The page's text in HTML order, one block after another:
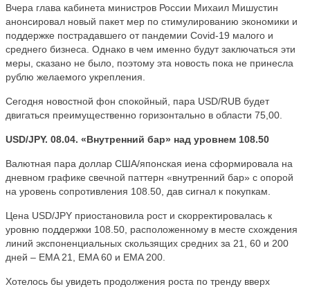
Вчера глава кабинета министров России Михаил Мишустин
анонсировал новый пакет мер по стимулированию экономики и
поддержке пострадавшего от пандемии Covid-19 малого и
среднего бизнеса. Однако в чем именно будут заключаться эти
меры, сказано не было, поэтому эта новость пока не принесла
рублю желаемого укрепления.
Сегодня новостной фон спокойный, пара USD/RUB будет
двигаться преимущественно горизонтально в области 75,00.
USD/JPY. 08.04. «Внутренний бар» над уровнем 108.50
Валютная пара доллар США/японская иена сформировала на
дневном графике свечной паттерн «внутренний бар» с опорой
на уровень сопротивления 108.50, дав сигнал к покупкам.
Цена USD/JPY приостановила рост и скорректировалась к
уровню поддержки 108.50, расположенному в месте схождения
линий экспоненциальных скользящих средних за 21, 60 и 200
дней – EMA 21, EMA 60 и EMA 200.
Хотелось бы увидеть продолжения роста по тренду вверх